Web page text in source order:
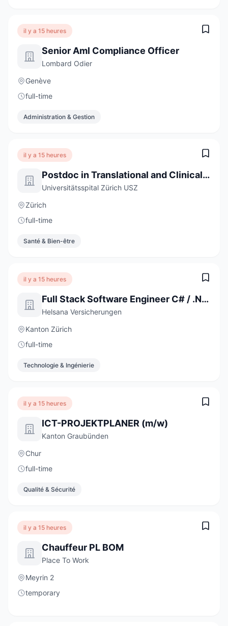
il y a 15 heures
Senior Aml Compliance Officer
Lombard Odier
Genève
full-time
Administration & Gestion
il y a 15 heures
Postdoc in Translational and Clinical Sarcoidosis Research 80-100%
Universitätsspital Zürich USZ
Zürich
full-time
Santé & Bien-être
il y a 15 heures
Full Stack Software Engineer C# / .NET / React (a) 80-100%
Helsana Versicherungen
Kanton Zürich
full-time
Technologie & Ingénierie
il y a 15 heures
ICT-PROJEKTPLANER (m/w)
Kanton Graubünden
Chur
full-time
Qualité & Sécurité
il y a 15 heures
Chauffeur PL BOM
Place To Work
Meyrin 2
temporary